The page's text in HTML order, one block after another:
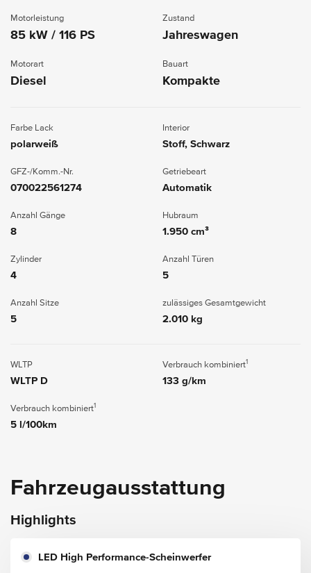
Motorleistung
85 kW / 116 PS
Zustand
Jahreswagen
Motorart
Diesel
Bauart
Kompakte
Farbe Lack
polarweiß
Interior
Stoff, Schwarz
GFZ-/Komm.-Nr.
070022561274
Getriebeart
Automatik
Anzahl Gänge
8
Hubraum
1.950 cm³
Zylinder
4
Anzahl Türen
5
Anzahl Sitze
5
zulässiges Gesamtgewicht
2.010 kg
WLTP
WLTP D
Verbrauch kombiniert1
133 g/km
Verbrauch kombiniert1
5 l/100km
Fahrzeugausstattung
Highlights
LED High Performance-Scheinwerfer